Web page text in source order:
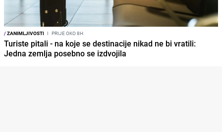
/ZANIMLJIVOSTI I PRIJE OKO 8H
Turiste pitali - na koje se destinacije nikad ne bi vratili:
Jedna zemlja posebno se izdvojila